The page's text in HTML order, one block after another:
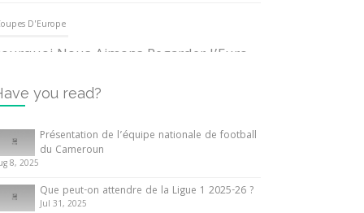
D'Europe
Nous Aimons Regarder l’Euro
June 2024
Internationales
ce que vous devez savoir sur la
d’Afrique des Nations
10 May 2024
you read?
Présentation de l’équipe nationale de football
du Cameroun
8, 2025
Que peut-on attendre de la Ligue 1 2025-26 ?
Jul 31, 2025